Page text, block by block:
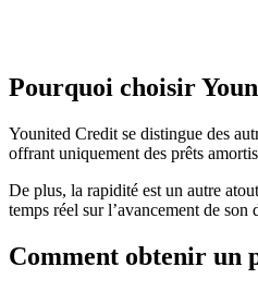
Pourquoi choisir
Younited Credit se distingue des
offrant uniquement des prêts
De plus, la rapidité est un autre
temps réel sur l’avancement de
Comment obtenir un